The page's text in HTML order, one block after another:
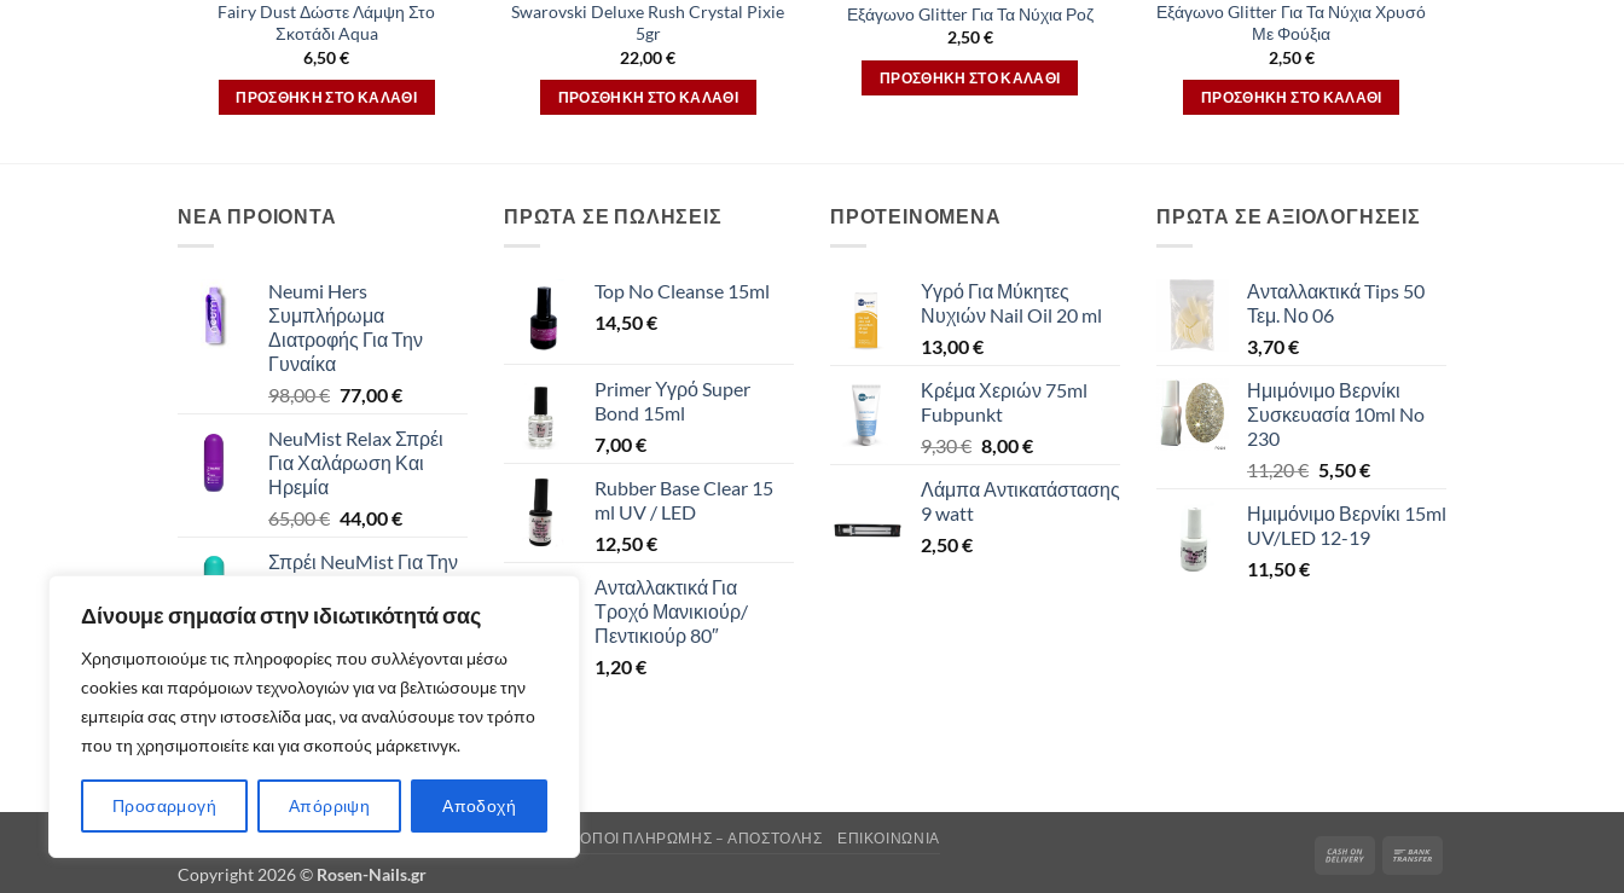
Δίνουμε σημασία στην ιδιωτικότητά σας
Χρησιμοποιούμε τις πληροφορίες που συλλέγονται μέσω
cookies και παρόμοιων τεχνολογιών για να βελτιώσουμε την
εμπειρία σας στην ιστοσελίδα μας, να αναλύσουμε τον τρόπο
που τη χρησιμοποιείτε και για σκοπούς μάρκετινγκ.
Προσαρμογή Απόρριψη Αποδοχή
Fairy Dust Δώστε Λάμψη Στο
Σκοτάδι Aqua
6,50€
ΠΡΟΣΘΉΚΗ ΣΤΟ ΚΑΛΆΘΙ
Swarovski Deluxe Rush Crystal Pixie
5gr
22,00€
ΠΡΟΣΘΉΚΗ ΣΤΟ ΚΑΛΆΘΙ
Εξάγωνο Glitter Για Τα Νύχια Ροζ
2,50€
ΠΡΟΣΘΉΚΗ ΣΤΟ ΚΑΛΆΘΙ
Εξάγωνο Glitter Για Τα Νύχια Χρυσό
Με Φούξια
2,50€
ΠΡΟΣΘΉΚΗ ΣΤΟ ΚΑΛΆΘΙ
ΝΕΑ ΠΡΟΙΟΝΤΑ
Neumi Hers
Συμπλήρωμα
Διατροφής Για Την
Γυναίκα
98,00€ Original
was:
98,00 €.
77,00€Η
τιμή
είναι:
NeuMist Relax Σπρέι
Για Χαλάρωση Και
Ηρεμία
65,00€ Original
was:
44,00€Η
τιμή
44,00 €.
Σπρέι NeuMist Για Την
Ανοσοποιητικού
Συστήματος
65,00€ Original
price
was:
65,00 €.
44,00€Η
τρέχουσα
τιμή
είναι:
NeuMist Energy Spray
Ενέργεια Σε Σπρέι
Original
price
was:
65,00 €.
τρέχουσα
είναι:
44,00 €.
ΠΡΩΤΑ ΣΕ ΠΩΛΗΣΕΙΣ
Top No Cleanse 15ml
14,50€
Primer Υγρό Super
Bond 15ml
7,00€
Rubber Base Clear 15
ml UV / LED
12,50€
Ανταλλακτικά Για
Τροχό Μανικιούρ/
Πεντικιούρ 80″
1,20€
ΠΡΟΤΕΙΝΟΜΕΝΑ
Υγρό Για Μύκητες
Νυχιών Nail Oil 20 ml
13,00€
Κρέμα Χεριών 75ml
Fubpunkt
9,30€ Original
was:
8,00€Η
τιμή
Λάμπα Αντικατάστασης
9 watt
2,50€
ΠΡΩΤΑ ΣΕ ΑΞΙΟΛΟΓΗΣΕΙΣ
Ανταλλακτικά Tips 50
Τεμ. Νο 06
3,70€
Ημιμόνιμο Βερνίκι
Συσκευασία 10ml No
230
11,20€ Original
was:
11,20 €.
5,50€Η
τιμή
είναι:
Ημιμόνιμο Βερνίκι 15ml
UV/LED 12-19
11,50€
Cash
ΠΟΛΙΤΙΚΉ ΕΠΙΣΤΡΟΦΏΝ ΟΡΟΙ ΧΡΉΣΗΣ ΕΞΟΔΑ & ΤΡΌΠΟΙ ΠΛΗΡΩΜΉΣ – ΑΠΟΣΤΟΛΉΣ ΕΠΙΚΟΙΝΩΝΊΑ
Copyright 2026 © Rosen-Nails.gr